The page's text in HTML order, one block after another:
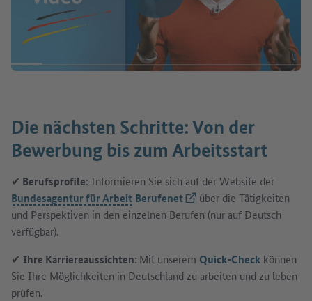
Die nächsten Schritte: Von der
Bewerbung bis zum Arbeitsstart
✔ Berufsprofile: Informieren Sie sich auf der Website der
Bundesagentur für Arbeit Berufenet(Externer Link)
über die Tätigkeiten
und Perspektiven in den einzelnen Berufen (nur auf Deutsch
verfügbar).
✔ Ihre Karriereaussichten: Mit unserem Quick-Check können
Sie Ihre Möglichkeiten in Deutschland zu arbeiten und zu leben
prüfen.